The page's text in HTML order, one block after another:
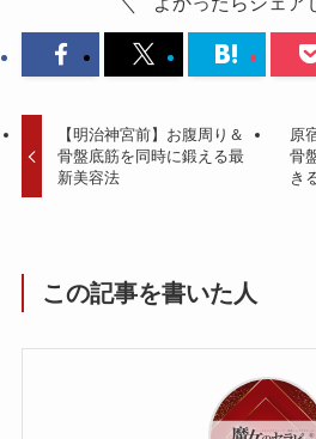
【明治神宮前】お腹周り＆
骨盤底筋を同時に鍛える最
新美容法
原
骨
き
この記事を書いた人